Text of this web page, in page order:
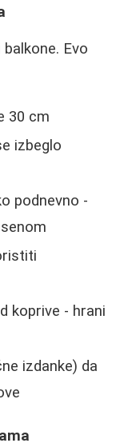
Evo
30 cm
izbeglo
podnevno -
koprive - hrani
izdanke) da